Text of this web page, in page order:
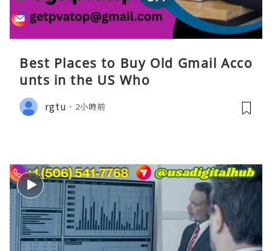
Best Places to Buy Old Gmail Acco
unts in the US Who
rgtu 2小時前